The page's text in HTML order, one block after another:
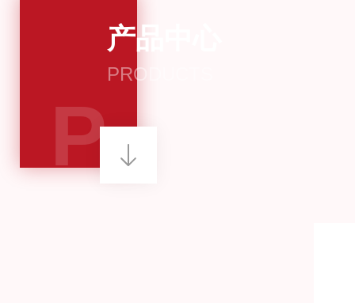
产品中心
PRODUCTS
P